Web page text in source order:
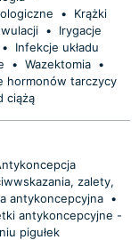
•
Krążki
•
Irygacje
•
Infekcje układu
• Wazektomia •
hormonów tarczycy
ciążą
zalety,
antykoncepcyjna •
antykoncepcyjne -
pigułek